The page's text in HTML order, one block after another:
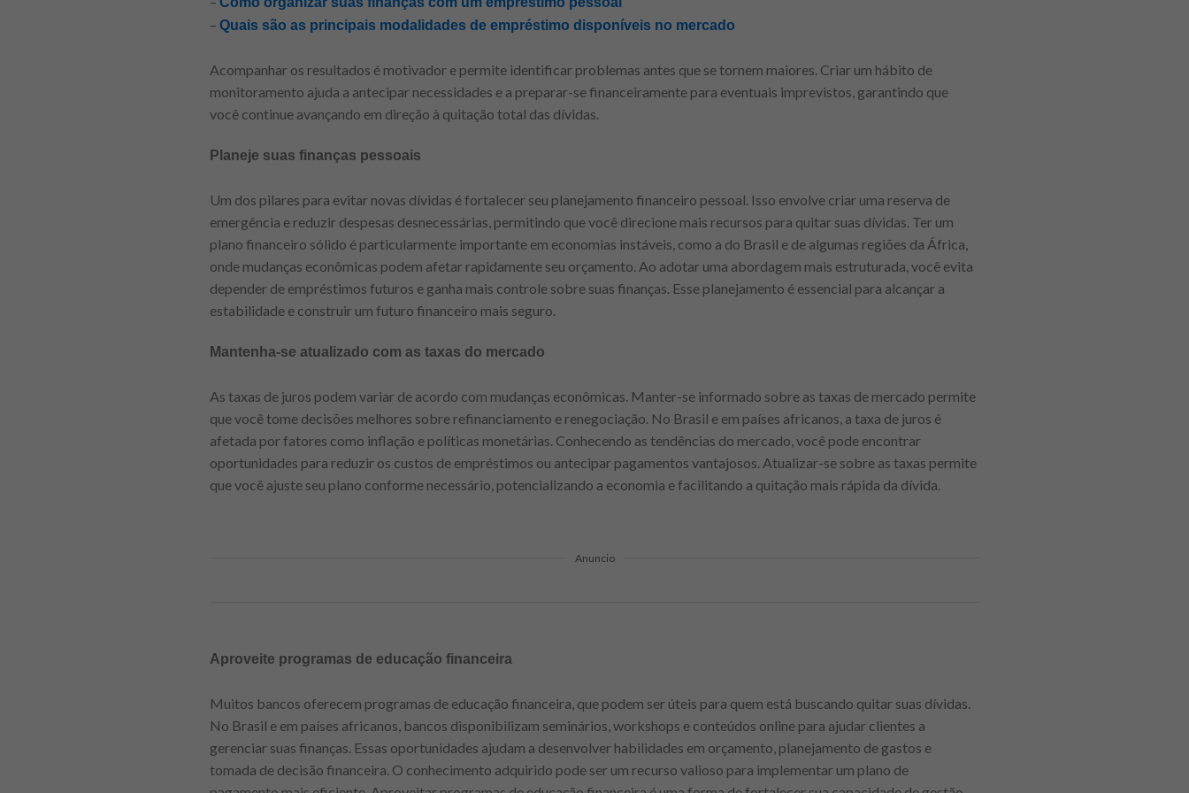
– Quais são as principais modalidades de empréstimo disponíveis no mercado
Acompanhar os resultados é motivador e permite identificar problemas antes que se tornem maiores. Criar um hábito de
monitoramento ajuda a antecipar necessidades e a preparar-se financeiramente para eventuais imprevistos, garantindo que
você continue avançando em direção à quitação total das dívidas.
Planeje suas finanças pessoais
Um dos pilares para evitar novas dívidas é fortalecer seu planejamento financeiro pessoal. Isso envolve criar uma reserva de
emergência e reduzir despesas desnecessárias, permitindo que você direcione mais recursos para quitar suas dívidas. Ter um
plano financeiro sólido é particularmente importante em economias instáveis, como a do Brasil e de algumas regiões da África,
onde mudanças econômicas podem afetar rapidamente seu orçamento. Ao adotar uma abordagem mais estruturada, você evita
depender de empréstimos futuros e ganha mais controle sobre suas finanças. Esse planejamento é essencial para alcançar a
estabilidade e construir um futuro financeiro mais seguro.
Mantenha-se atualizado com as taxas do mercado
As taxas de juros podem variar de acordo com mudanças econômicas. Manter-se informado sobre as taxas de mercado permite
que você tome decisões melhores sobre refinanciamento e renegociação. No Brasil e em países africanos, a taxa de juros é
afetada por fatores como inflação e políticas monetárias. Conhecendo as tendências do mercado, você pode encontrar
oportunidades para reduzir os custos de empréstimos ou antecipar pagamentos vantajosos. Atualizar-se sobre as taxas permite
que você ajuste seu plano conforme necessário, potencializando a economia e facilitando a quitação mais rápida da dívida.
Anuncio
Aproveite programas de educação financeira
Muitos bancos oferecem programas de educação financeira, que podem ser úteis para quem está buscando quitar suas dívidas.
No Brasil e em países africanos, bancos disponibilizam seminários, workshops e conteúdos online para ajudar clientes a
gerenciar suas finanças. Essas oportunidades ajudam a desenvolver habilidades em orçamento, planejamento de gastos e
tomada de decisão financeira. O conhecimento adquirido pode ser um recurso valioso para implementar um plano de